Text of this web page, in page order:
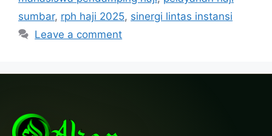
sumbar, rph haji 2025, sinergi lintas instansi
Leave a comment